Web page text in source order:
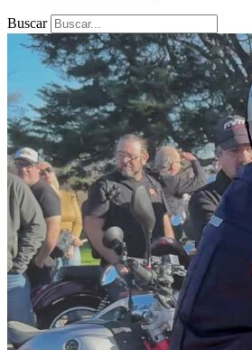
Buscar